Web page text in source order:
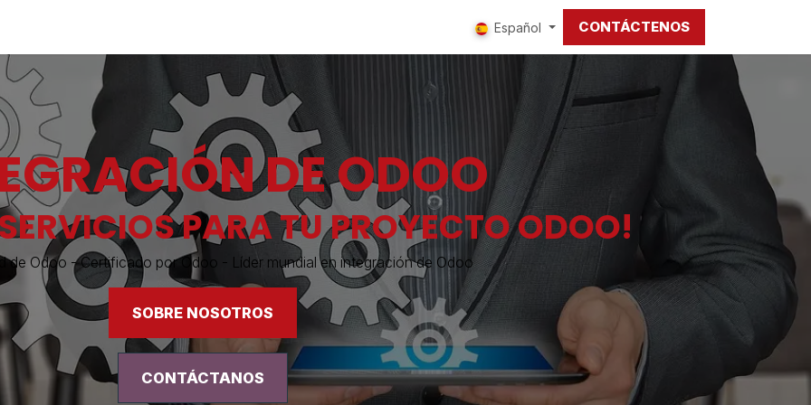
Español CONTÁCTENOS
DE ODOO
PARA TU PROYECTO ODOO!
de Odoo - Certificado por Odoo - Líder mundial en integración de Odoo
SOBRE NOSOTROS
CONTÁCTANOS